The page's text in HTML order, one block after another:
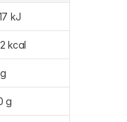
kJ
kcal
g